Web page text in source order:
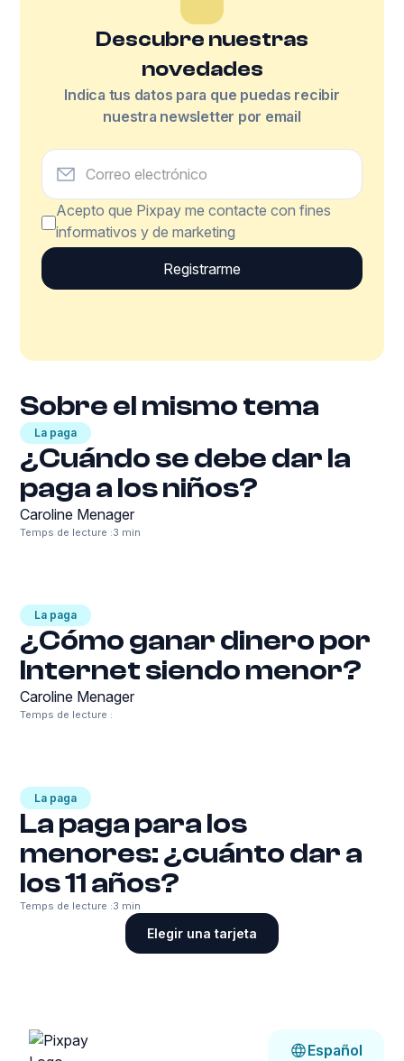
Descubre nuestras
novedades
Indica tus datos para que puedas recibir
nuestra newsletter por email
Acepto que Pixpay me contacte con fines
informativos y de marketing
Sobre el mismo tema
La paga
¿Cuándo se debe dar la
paga a los niños?
Caroline Menager
Temps de lecture :3 min
La paga
¿Cómo ganar dinero por
Internet siendo menor?
Caroline Menager
Temps de lecture :
La paga
La paga para los
menores: ¿cuánto dar a
los 11 años?
Temps de lecture :3 min
Elegir una tarjeta
Español